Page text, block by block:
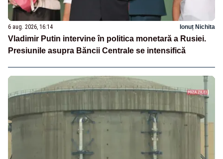
6 aug. 2026, 16:14 Ionuț Nichita
Vladimir Putin intervine în politica monetară a Rusiei.
Presiunile asupra Băncii Centrale se intensifică